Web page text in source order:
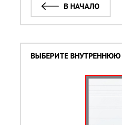
В НАЧАЛО
ВЫБЕРИТЕ ВНУТРЕННЮЮ